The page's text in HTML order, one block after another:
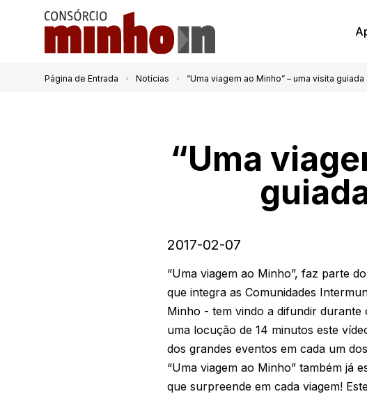
Página de Entrada Notícias “Uma viagem ao Minho” – uma visita
“Uma
2017-02-07
“Uma viagem ao Minho”, faz parte
que integra as Comunidades
Minho - tem vindo a difundir durante
uma locução de 14 minutos este
dos grandes eventos em cada um
“Uma viagem ao Minho” também já
que surpreende em cada viagem!